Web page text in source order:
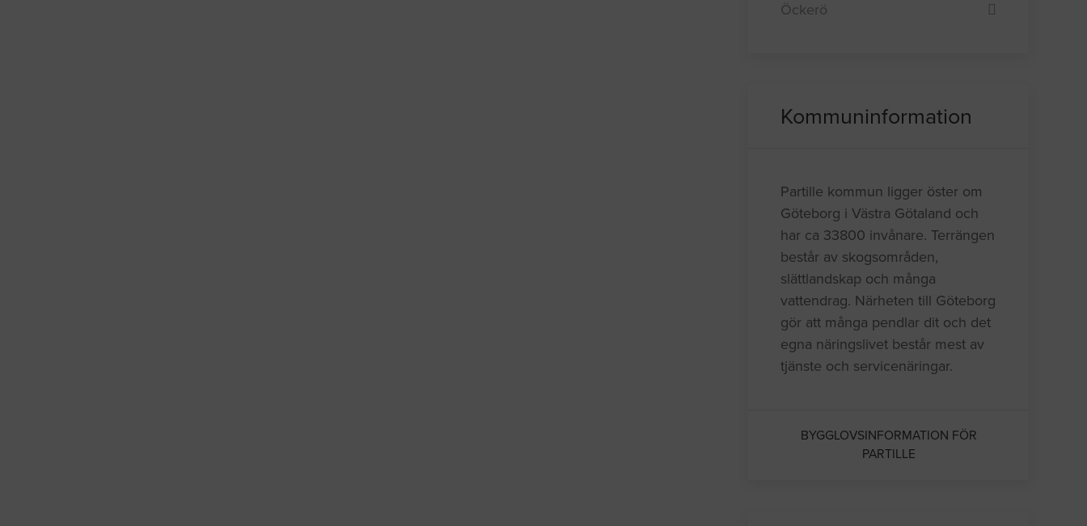
Öckerö
Kommuninformation
Partille kommun ligger öster om
Göteborg i Västra Götaland och
har ca 33800 invånare. Terrängen
består av skogsområden,
slättlandskap och många
vattendrag. Närheten till Göteborg
gör att många pendlar dit och det
egna näringslivet består mest av
tjänste och servicenäringar.
BYGGLOVSINFORMATION FÖR
PARTILLE